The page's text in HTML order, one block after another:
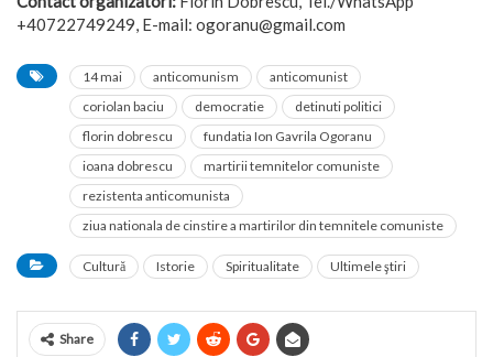
+40722749249, E-mail: ogoranu@gmail.com
14 mai anticomunism
anticomunist
coriolan baciu
democratie
detinuti politici
florin dobrescu
fundatia Ion Gavrila Ogoranu
ioana dobrescu
martirii temnitelor comuniste
rezistenta anticomunista
ziua nationala de cinstire a martirilor din temnitele comuniste
Cultură Istorie Spiritualitate Ultimele ştiri
Share